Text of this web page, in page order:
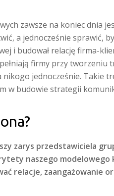
zawsze na koniec dnia
a jednocześnie sprawić,
i budował relację firma-
firmy przy tworzeniu
nikogo jednocześnie. Takie
w budowie strategii
zarys przedstawiciela
naszego modelowego
relacje, zaangażowanie